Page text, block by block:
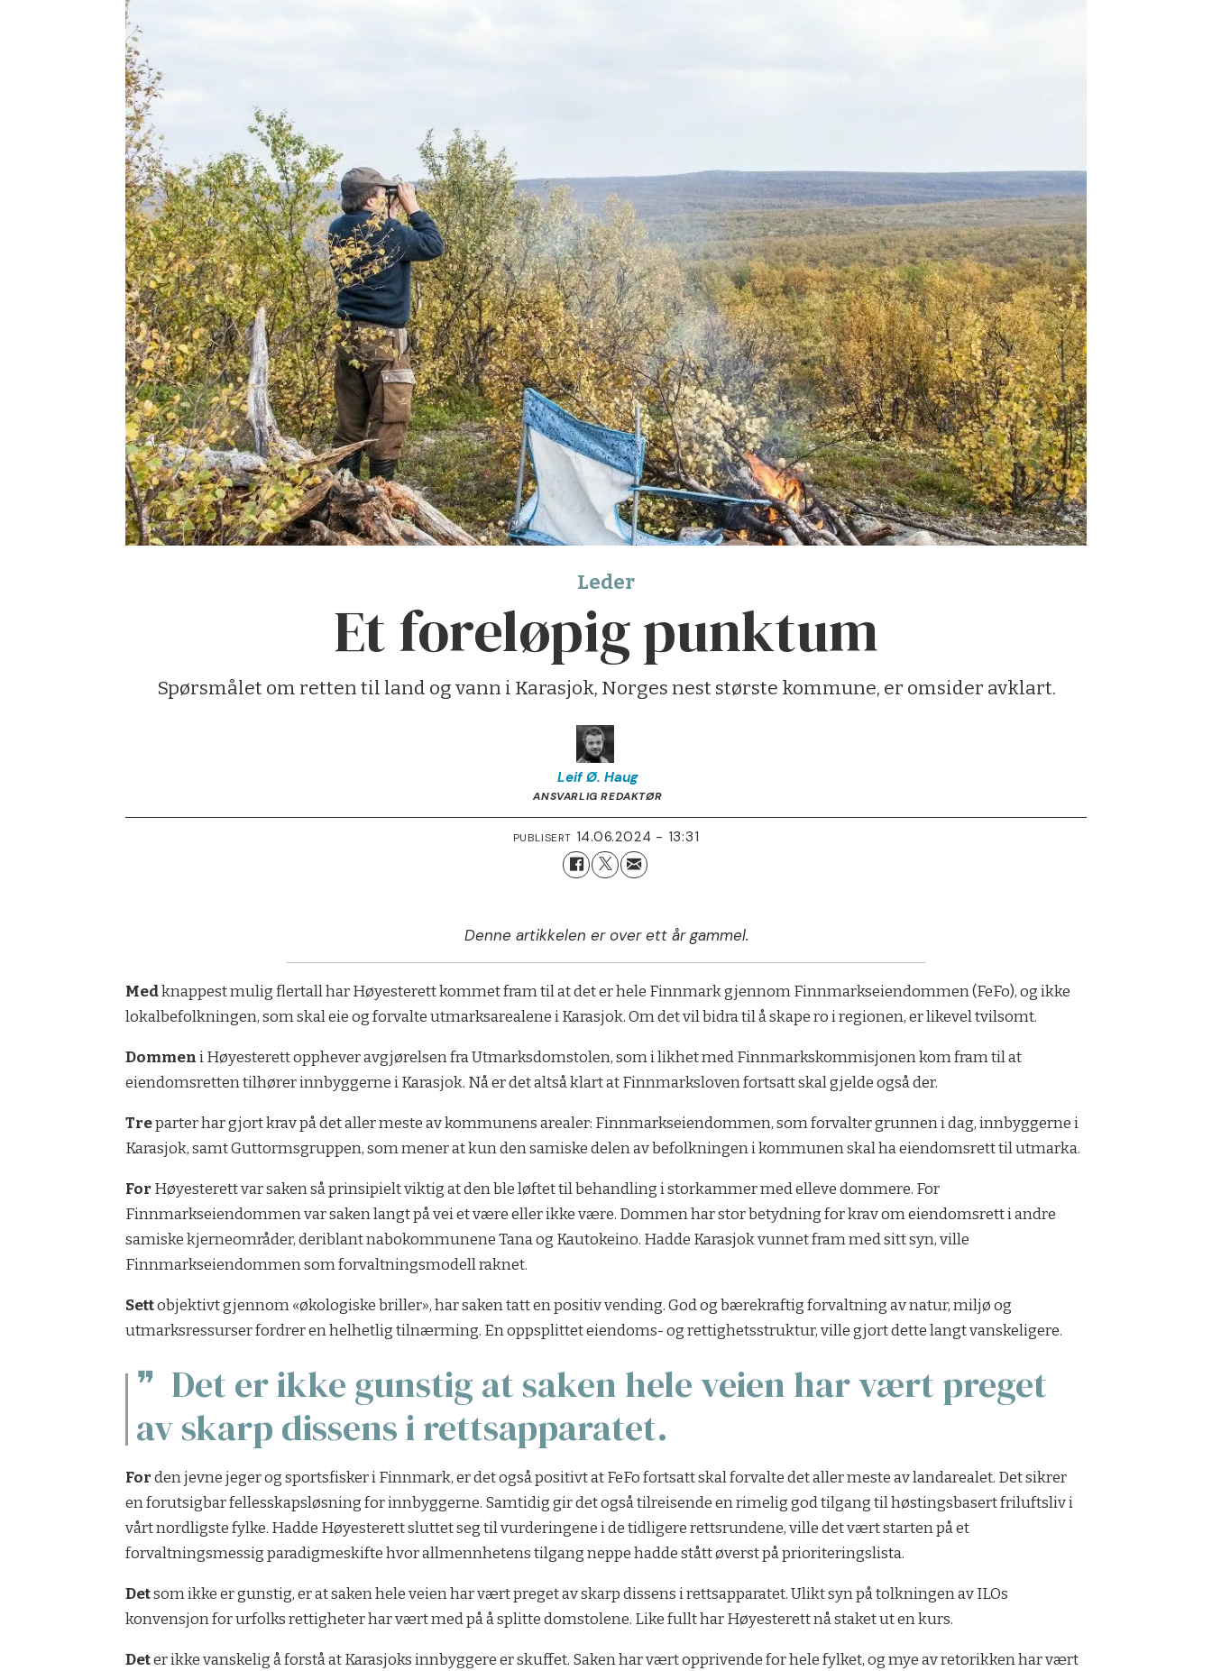
Leder
Et foreløpig punktum
Spørsmålet om retten til land og vann i Karasjok, Norges nest største kommune, er omsider avklart.
Leif Ø. Haug
ANSVARLIG REDAKTØR
PUBLISERT 14.06.2024 - 13:31
Denne artikkelen er over ett år gammel.
Medknappest mulig flertall har Høyesterett kommet fram til at det er hele Finnmark gjennom Finnmarkseiendommen (FeFo), og ikke
lokalbefolkningen, som skal eie og forvalte utmarksarealene i Karasjok. Om det vil bidra til å skape ro i regionen, er likevel tvilsomt.
Dommeni Høyesterett opphever avgjørelsen fra Utmarksdomstolen, som i likhet med Finnmarkskommisjonen kom fram til at
eiendomsretten tilhører innbyggerne i Karasjok. Nå er det altså klart at Finnmarksloven fortsatt skal gjelde også der.
Treparter har gjort krav på det aller meste av kommunens arealer: Finnmarkseiendommen, som forvalter grunnen i dag, innbyggerne i
Karasjok, samt Guttormsgruppen, som mener at kun den samiske delen av befolkningen i kommunen skal ha eiendomsrett til utmarka.
For Høyesterett var saken så prinsipielt viktig at den ble løftet til behandling i storkammer med elleve dommere. For
Finnmarkseiendommen var saken langt på vei et være eller ikke være. Dommen har stor betydning for krav om eiendomsrett i andre
samiske kjerneområder, deriblant nabokommunene Tana og Kautokeino. Hadde Karasjok vunnet fram med sitt syn, ville
Finnmarkseiendommen som forvaltningsmodell raknet.
Settobjektivt gjennom «økologiske briller», har saken tatt en positiv vending. God og bærekraftig forvaltning av natur, miljø og
utmarksressurser fordrer en helhetlig tilnærming. En oppsplittet eiendoms- og rettighetsstruktur, ville gjort dette langt vanskeligere.
Det er ikke gunstig at saken hele veien har vært preget
av skarp dissens i rettsapparatet.
Forden jevne jeger og sportsfisker i Finnmark, er det også positivt at FeFo fortsatt skal forvalte det aller meste av landarealet. Det sikrer
en forutsigbar fellesskapsløsning for innbyggerne. Samtidig gir det også tilreisende en rimelig god tilgang til høstingsbasert friluftsliv i
vårt nordligste fylke. Hadde Høyesterett sluttet seg til vurderingene i de tidligere rettsrundene, ville det vært starten på et
forvaltningsmessig paradigmeskifte hvor allmennhetens tilgang neppe hadde stått øverst på prioriteringslista.
Detsom ikke er gunstig, er at saken hele veien har vært preget av skarp dissens i rettsapparatet. Ulikt syn på tolkningen av ILOs
konvensjon for urfolks rettigheter har vært med på å splitte domstolene. Like fullt har Høyesterett nå staket ut en kurs.
Deter ikke vanskelig å forstå at Karasjoks innbyggere er skuffet. Saken har vært opprivende for hele fylket, og mye av retorikken har vært